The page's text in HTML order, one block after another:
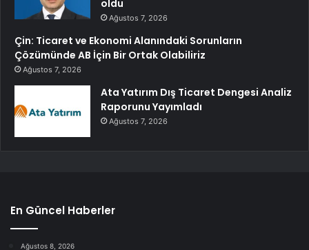
oldu
Ağustos 7, 2026
Çin: Ticaret ve Ekonomi Alanındaki Sorunların
Çözümünde AB İçin Bir Ortak Olabiliriz
Ağustos 7, 2026
Ata Yatırım Dış Ticaret Dengesi Analiz
Raporunu Yayımladı
Ağustos 7, 2026
En Güncel Haberler
Ağustos 8, 2026